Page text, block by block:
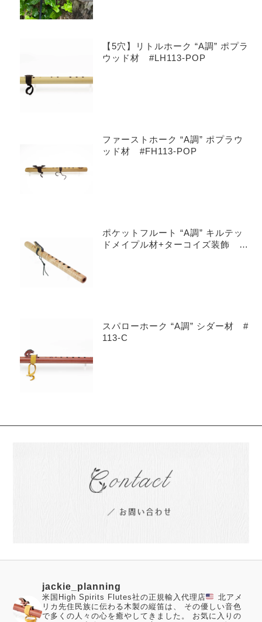
【5穴】リトルホーク “A調” ポプラ
ウッド材 #LH113-POP
ファーストホーク “A調” ポプラウ
ッド材 #FH113-POP
ポケットフルート “A調” キルテッ
ドメイプル材+ターコイズ装飾 #
スパローホーク “A調” シダー材 #
113-C
jackie_planning
米国High Spirits Flutes社の正規輸入代理店
北アメ
リカ先住民族に伝わる木製の縦笛は、 その優しい音色
で多くの人々の心を癒やしてきました。
お気に入りの